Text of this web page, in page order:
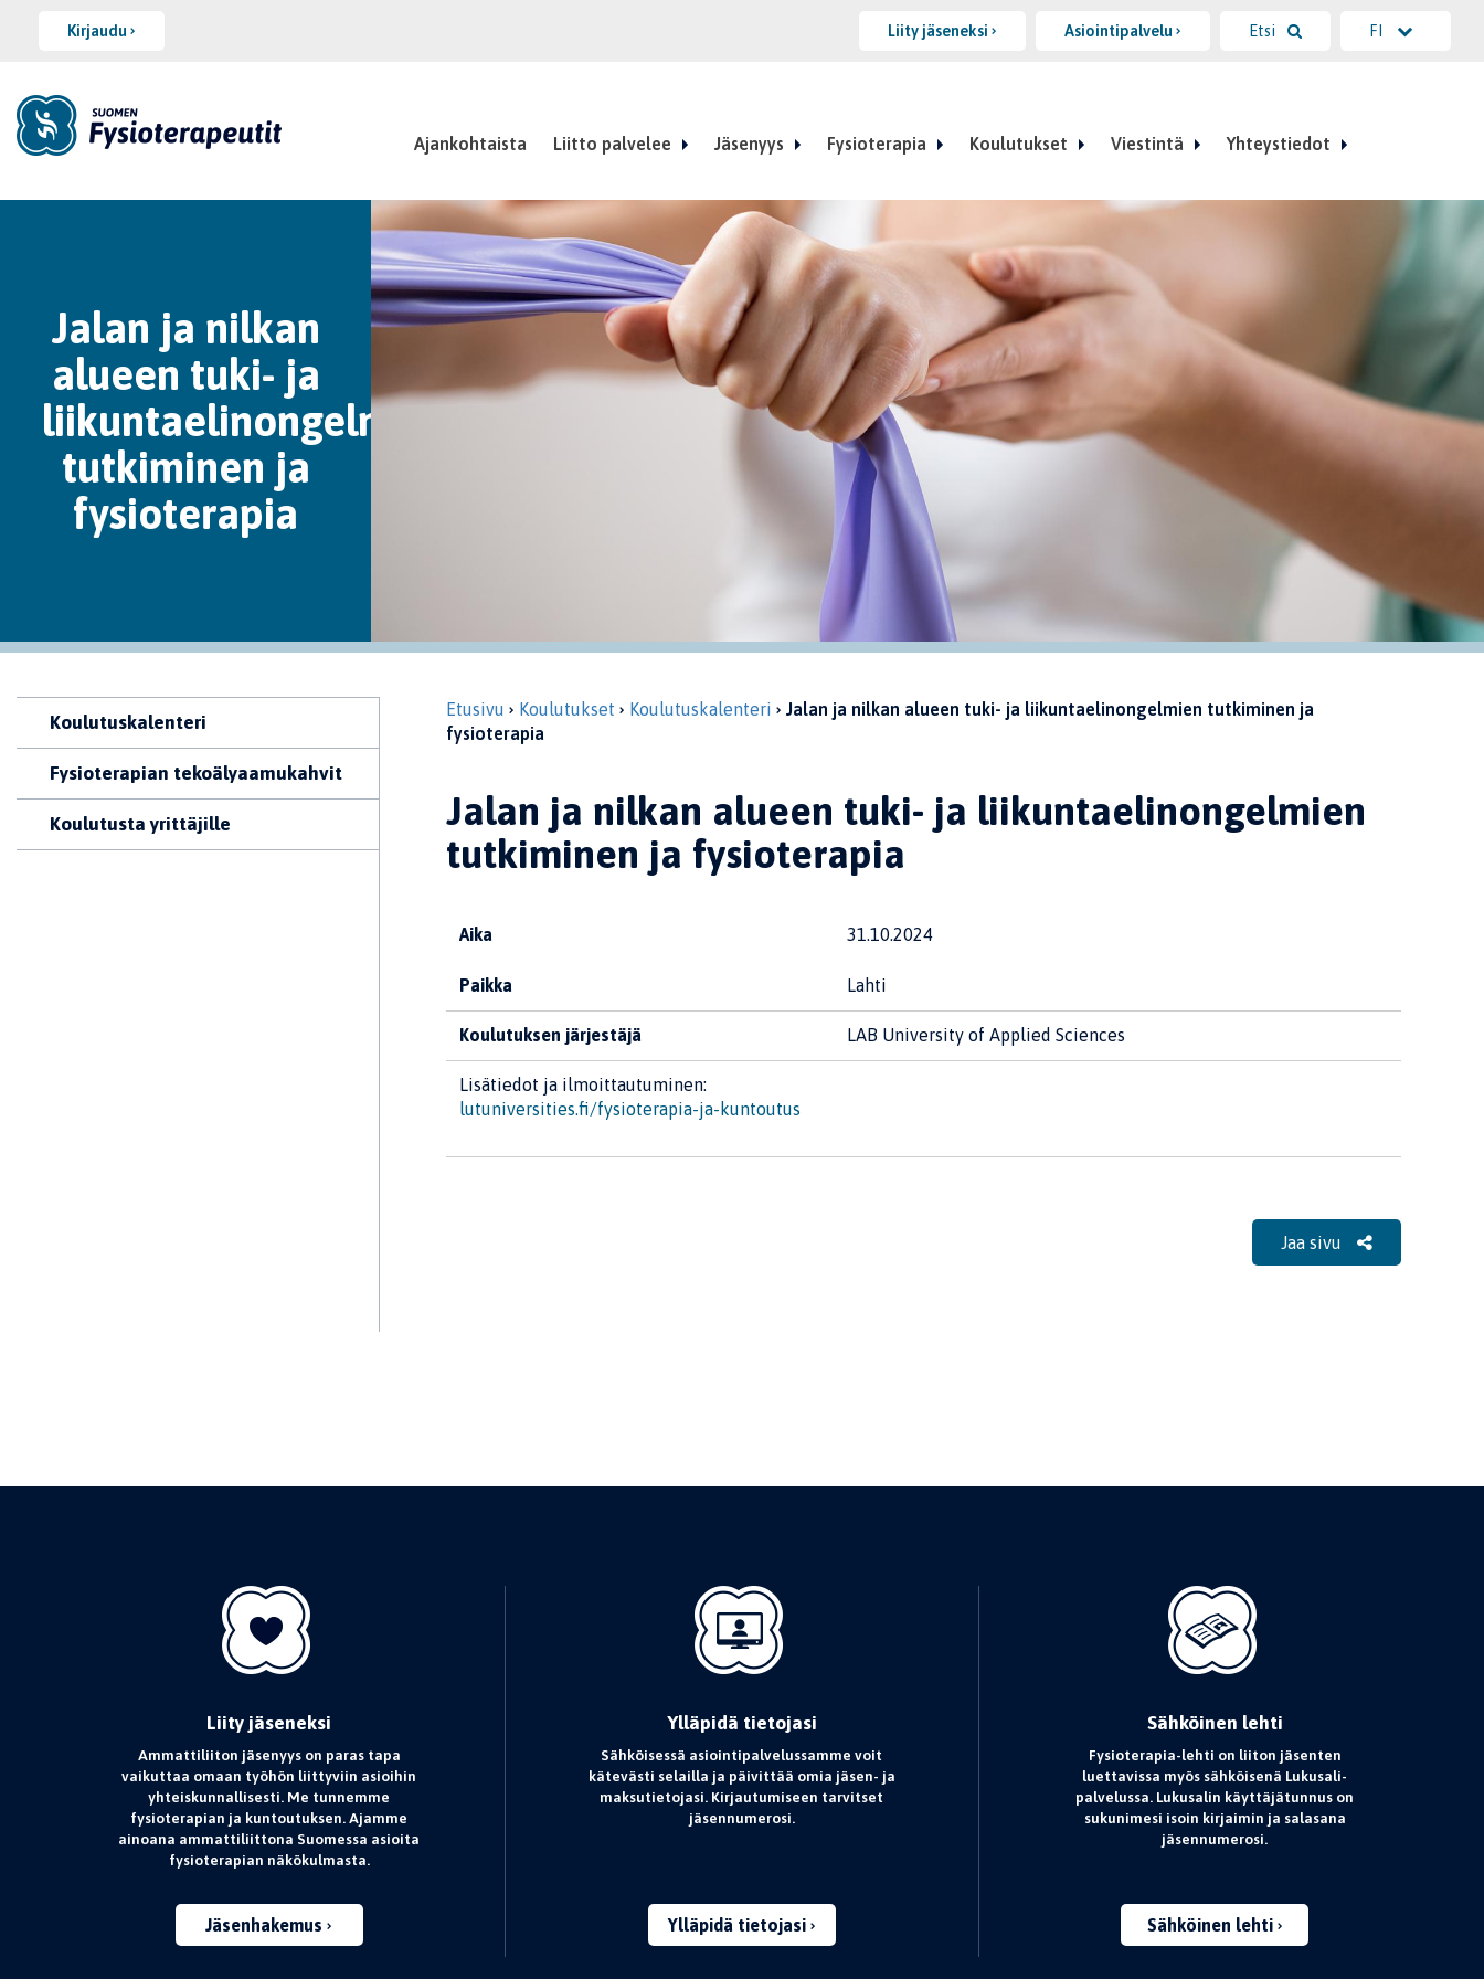
Kirjaudu Liity jäseneksi Asiointipalvelu Etsi FI
Ajankohtaista Liitto palvelee Jäsenyys Fysioterapia Koulutukset Viestintä Yhteystiedot
Jalan ja nilkan
alueen tuki- ja
liikuntaelinongelmien
tutkiminen ja
fysioterapia
Koulutuskalenteri
Fysioterapian tekoälyaamukahvit
Koulutusta yrittäjille
Etusivu Koulutukset Koulutuskalenteri
Jalan ja nilkan alueen tuki- ja liikuntaelinongelmien tutkiminen ja
fysioterapia
Jalan ja nilkan alueen tuki- ja liikuntaelinongelmien
tutkiminen ja fysioterapia
Aika 31.10.2024
Paikka Lahti
Koulutuksen järjestäjä LAB University of Applied Sciences
Lisätiedot ja ilmoittautuminen:
lutuniversities.fi/fysioterapia-ja-kuntoutus
Jaa sivu
Liity jäseneksi
Ammattiliiton jäsenyys on paras tapa
vaikuttaa omaan työhön liittyviin asioihin
yhteiskunnallisesti. Me tunnemme
fysioterapian ja kuntoutuksen. Ajamme
ainoana ammattiliittona Suomessa asioita
fysioterapian näkökulmasta.
Jäsenhakemus
Ylläpidä tietojasi
Sähköisessä asiointipalvelussamme voit
kätevästi selailla ja päivittää omia jäsen- ja
maksutietojasi. Kirjautumiseen tarvitset
jäsennumerosi.
Ylläpidä tietojasi
Sähköinen lehti
Fysioterapia-lehti on liiton jäsenten
luettavissa myös sähköisenä Lukusali-
palvelussa. Lukusalin käyttäjätunnus on
sukunimesi isoin kirjaimin ja salasana
jäsennumerosi.
Sähköinen lehti